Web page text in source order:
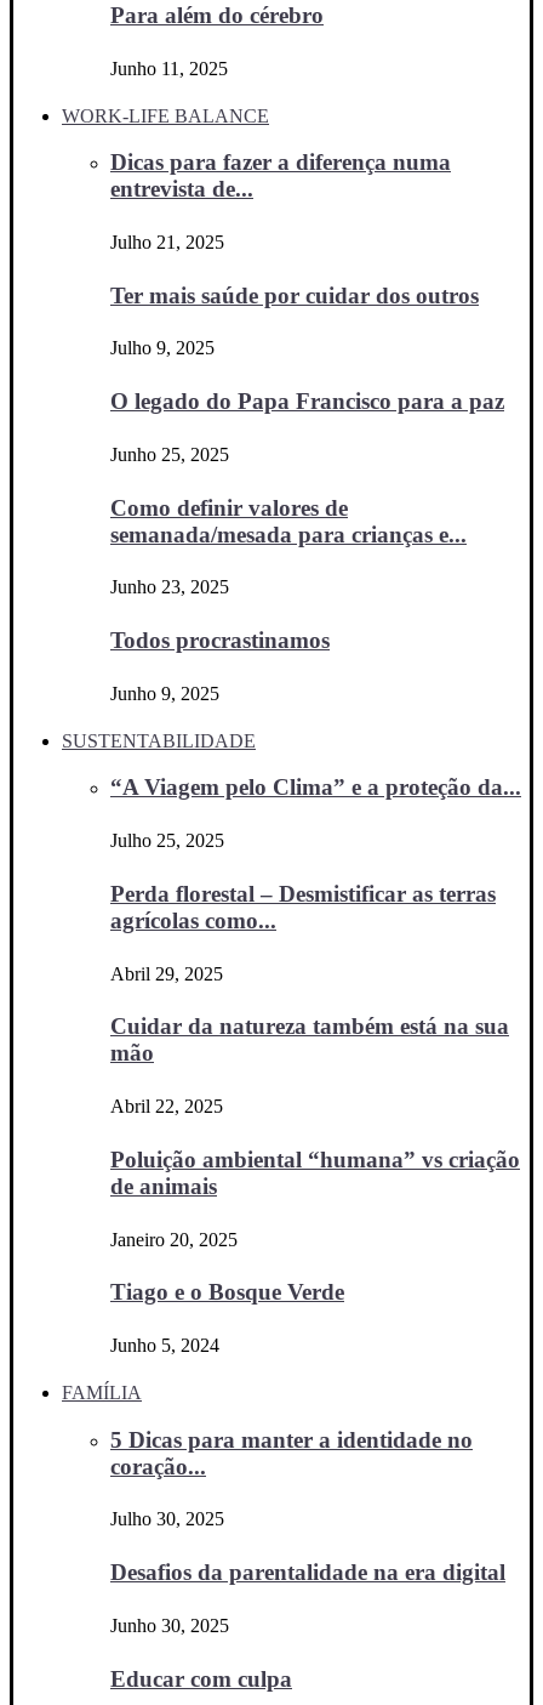
Para além do cérebro
Junho 11, 2025
WORK-LIFE BALANCE
Dicas para fazer a diferença numa
entrevista de...
Julho 21, 2025
Ter mais saúde por cuidar dos outros
Julho 9, 2025
O legado do Papa Francisco para a paz
Junho 25, 2025
Como definir valores de
semanada/mesada para crianças e...
Junho 23, 2025
Todos procrastinamos
Junho 9, 2025
SUSTENTABILIDADE
“A Viagem pelo Clima” e a proteção da...
Julho 25, 2025
Perda florestal – Desmistificar as terras
agrícolas como...
Abril 29, 2025
Cuidar da natureza também está na sua
mão
Abril 22, 2025
Poluição ambiental “humana” vs criação
de animais
Janeiro 20, 2025
Tiago e o Bosque Verde
Junho 5, 2024
FAMÍLIA
5 Dicas para manter a identidade no
coração...
Julho 30, 2025
Desafios da parentalidade na era digital
Junho 30, 2025
Educar com culpa